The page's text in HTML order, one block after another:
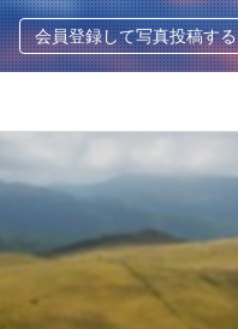
会員登録して写真投稿する